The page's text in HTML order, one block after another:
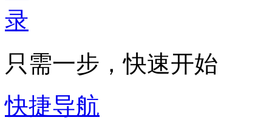
只需一步，快速开始
快捷导航